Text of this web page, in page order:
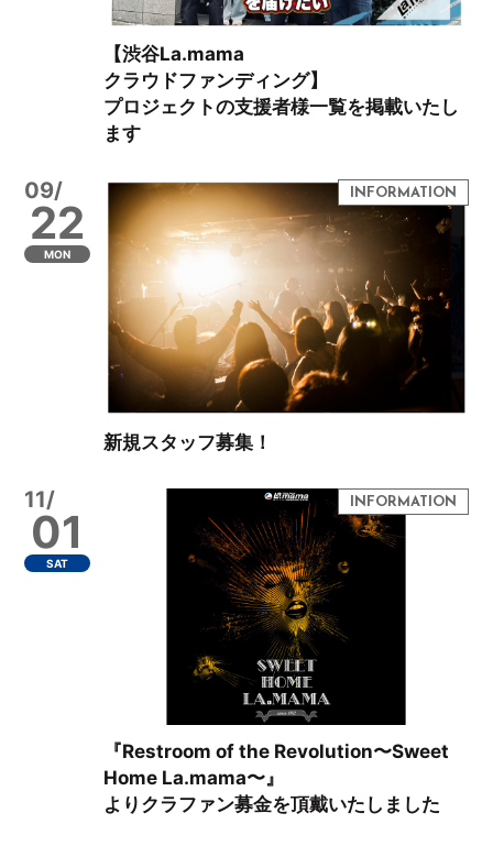
【渋谷La.mama
クラウドファンディング】
プロジェクトの支援者様一覧を掲載いたし
ます
09/
22
MON
新規スタッフ募集！
11/
01
SAT
『Restroom of the Revolution〜Sweet
Home La.mama〜』
よりクラファン募金を頂戴いたしました